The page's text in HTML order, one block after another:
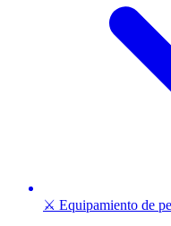
⚔️ Equipamiento de